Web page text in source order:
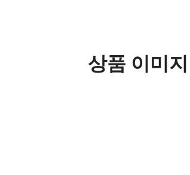
상품 이미지